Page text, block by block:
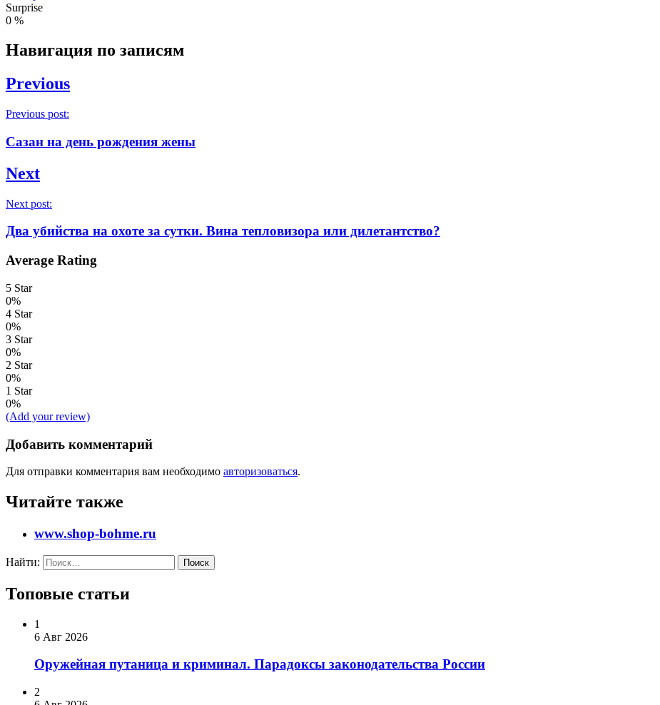
Surprise
0 %
Навигация по записям
Previous
Previous post:
Сазан на день рождения жены
Next
Next post:
Два убийства на охоте за сутки. Вина тепловизора или дилетантство?
Average Rating
5 Star
0%
4 Star
0%
3 Star
0%
2 Star
0%
1 Star
0%
(Add your review)
Добавить комментарий
Для отправки комментария вам необходимо авторизоваться.
Читайте также
www.shop-bohme.ru
Найти:
Топовые статьи
1
6 Авг 2026
Оружейная путаница и криминал. Парадоксы законодательства России
2